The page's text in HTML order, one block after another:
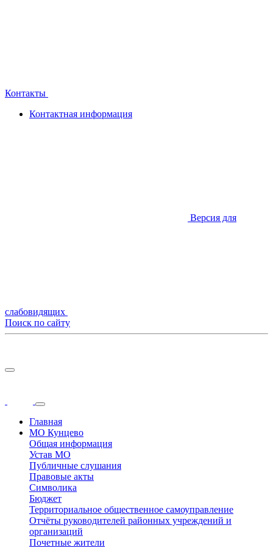
Контакты
Контактная информация
Версия для
слабовидящих
Поиск по сайту
Главная
МО Кунцево
Общая информация
Устав МО
Публичные слушания
Правовые акты
Символика
Бюджет
Территориальное общественное самоуправление
Отчёты руководителей районных учреждений и
организаций
Почетные жители